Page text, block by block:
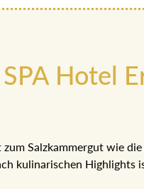
Hotel
Salzkammergut wie
kulinarischen